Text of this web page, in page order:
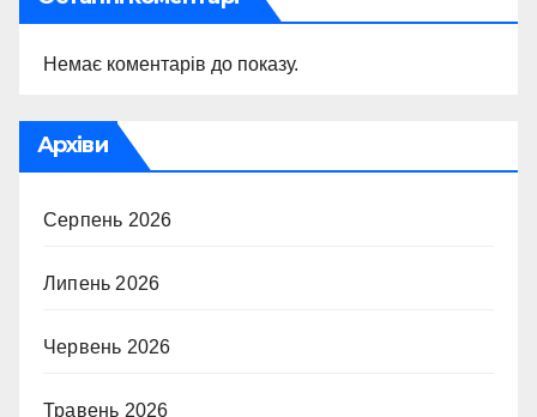
Немає коментарів до показу.
Архіви
Серпень 2026
Липень 2026
Червень 2026
Травень 2026